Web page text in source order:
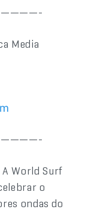
Media
A World Surf
o
ondas do